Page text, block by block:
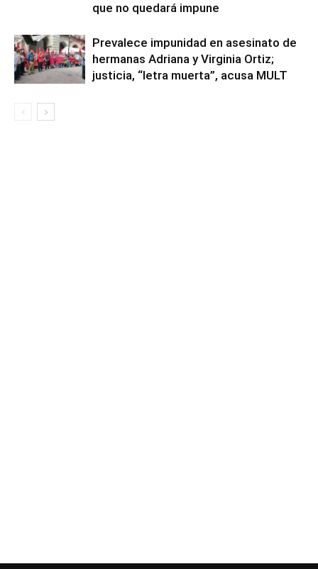
que no quedará impune
Prevalece impunidad en asesinato de
hermanas Adriana y Virginia Ortiz;
justicia, “letra muerta”, acusa MULT